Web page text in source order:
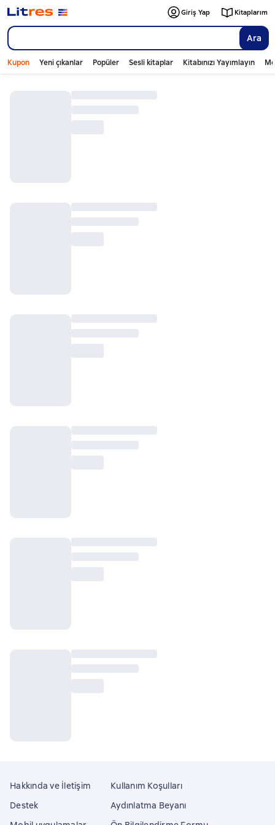
Ara
Giriş Yap Kitaplarım
Kupon Yeni çıkanlar Popüler Sesli kitaplar Kitabınızı Yayımlayın
Hakkında ve İletişim
Destek
Kullanım Koşulları
Aydınlatma Beyanı